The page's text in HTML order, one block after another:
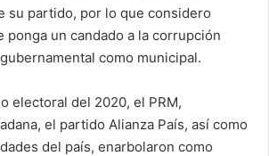
su partido, por lo que considero
ponga un candado a la corrupción
como municipal.
electoral del 2020, el PRM,
el partido Alianza País, así como
del país, enarbolaron como